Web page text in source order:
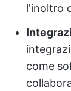
l'inoltro
come